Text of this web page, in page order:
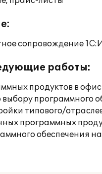
сопровождение
работы:
продуктов в офис
программного
типового/
программных
обеспечения